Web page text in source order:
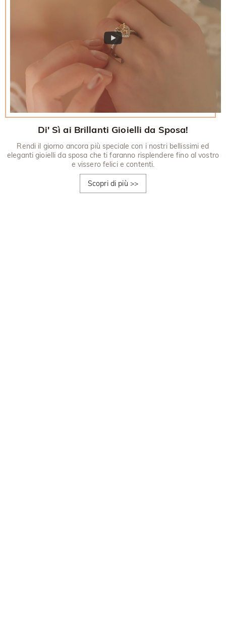
Di' Sì ai Brillanti Gioielli da Sposa!
Rendi il giorno ancora più speciale con i nostri bellissimi ed
eleganti gioielli da sposa che ti faranno risplendere fino al vostro
e vissero felici e contenti.
Scopri di più >>